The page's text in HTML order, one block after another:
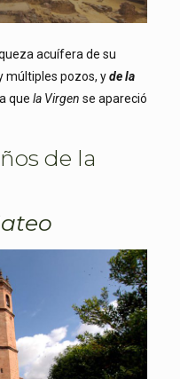
acuífera de su
múltiples pozos, yde la
que la Virgen se apareció
de la